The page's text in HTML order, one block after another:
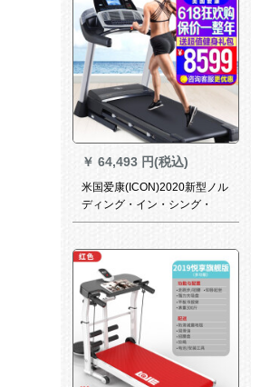
￥ 64,493 円(税込)
米国爱康(ICON)2020新型ノル
ディング・イン・シング・
1080016/T 7.0家庭用ダンパン
があります。